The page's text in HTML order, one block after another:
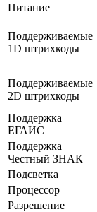
Питание
Поддерживаемые
1D штрихкоды
Поддерживаемые
2D штрихкоды
Поддержка
ЕГАИС
Поддержка
Честный ЗНАК
Подсветка
Процессор
Разрешение